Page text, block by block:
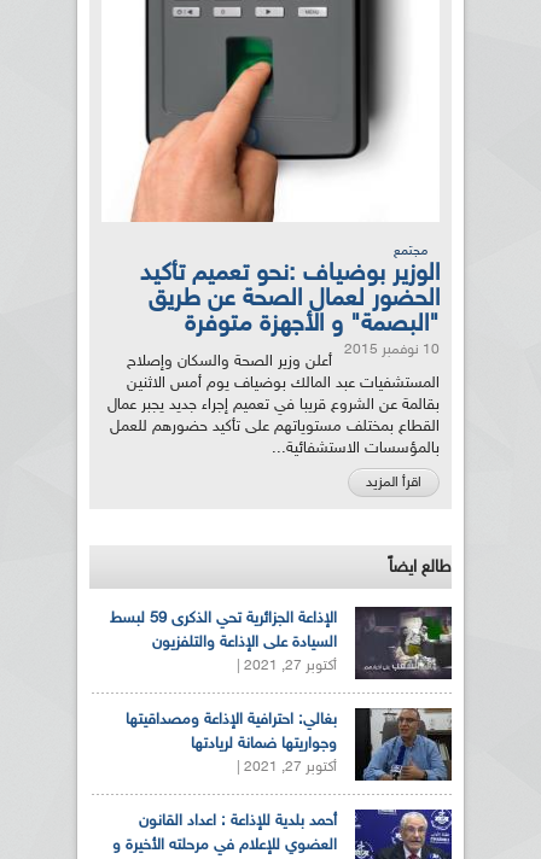
مجتمع
الوزير بوضياف :نحو تعميم تأكيد
الحضور لعمال الصحة عن طريق
"البصمة" و الأجهزة متوفرة
10 نوفمبر 2015
أعلن وزير الصحة والسكان وإصلاح
المستشفيات عبد المالك بوضياف يوم أمس الاثنين
بقالمة عن الشروع قريبا في تعميم إجراء جديد يجبر عمال
القطاع بمختلف مستوياتهم على تأكيد حضورهم للعمل
بالمؤسسات الاستشفائية...
اقرأ المزيد
طالع ايضاً
الإذاعة الجزائرية تحي الذكرى 59 لبسط
السيادة على الإذاعة والتلفزيون
أكتوبر 27, 2021 |
بغالي: احترافية الإذاعة ومصداقيتها
وجواريتها ضمانة لريادتها
أكتوبر 27, 2021 |
أحمد بلدية للإذاعة : اعداد القانون
العضوي للإعلام في مرحلته الأخيرة و